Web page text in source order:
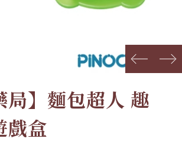
prev next
局】麵包超人 趣
戲盒